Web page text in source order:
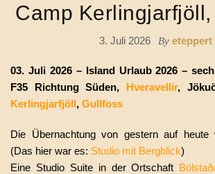
Camp
3. Juli 2026 By eteppert
03. Juli 2026 – Island Urlaub 2026 –
F35 Richtung Süden, Hveravellir,
Kerlingjarfjöll, Gullfoss
Die Übernachtung von gestern auf heute
(Das hier war es: Studio mit Bergblick)
Eine Studio Suite in der Ortschaft